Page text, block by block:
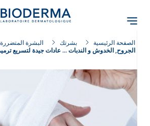
content
الصفحة الرئيسية بشرتك
البشرة المتضررة
الجروح, الخدوش و الندبات ... عادات جيدة لتسريع